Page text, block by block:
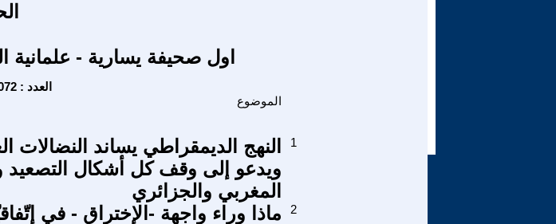
اول صحيفة يسارية - علمانية
Tuesday - 11/9/2021 - العدد : 7072
الموضوع
النهج الديمقراطي يساند النضالات
ويدعو إلى وقف كل أشكال التصعيد
المغربي والجزائري
1
2